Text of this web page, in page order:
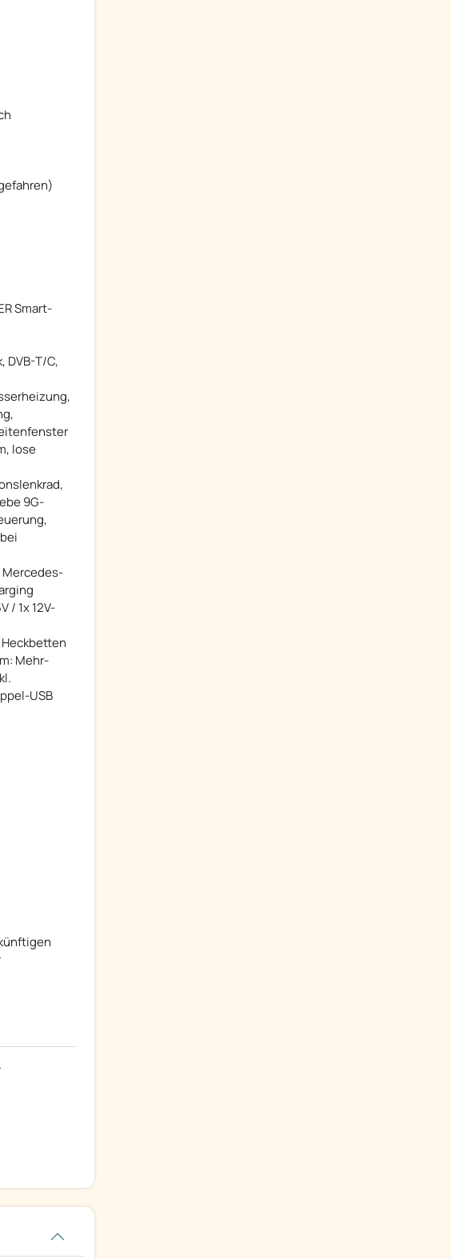
Smart-
DVB-T/C,
lose
9G-
/ 1x 12V-
Mehr-
USB